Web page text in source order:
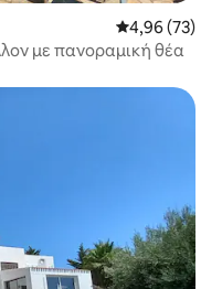
Μέση
4,96 (73)
με πανοραμική θέα